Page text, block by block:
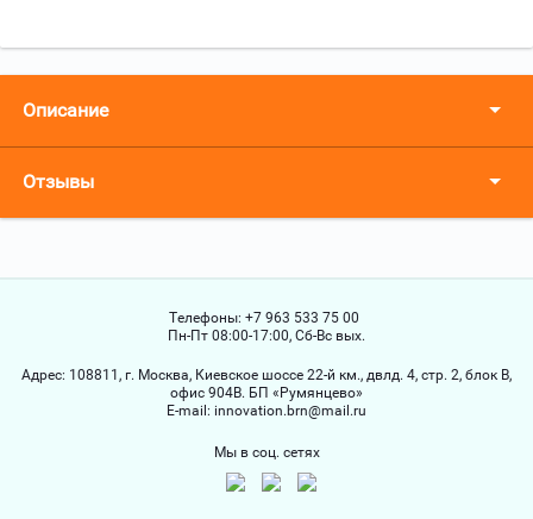
Описание
Отзывы
Телефоны: +7 963 533 75 00
Пн-Пт 08:00-17:00, Сб-Вс вых.
Адрес: 108811, г. Москва, Киевское шоссе 22-й км., двлд. 4, стр. 2, блок В,
офис 904В. БП «Румянцево»
Е-mail: innovation.brn@mail.ru
Мы в соц. сетях